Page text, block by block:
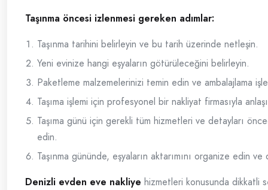
Taşınma öncesi izlenmesi gereken adımlar:
Taşınma tarihini belirleyin ve bu tarih üzerinde netleşin.
Yeni evinize hangi eşyaların götürüleceğini belirleyin.
Paketleme malzemelerinizi temin edin ve ambalajlama
Taşıma işlemi için profesyonel bir nakliyat firmasıyla
Taşıma günü için gerekli tüm hizmetleri ve detayları
edin.
Taşınma gününde, eşyaların aktarımını organize edin
Denizli evden eve nakliye hizmetleri konusunda dikkatli